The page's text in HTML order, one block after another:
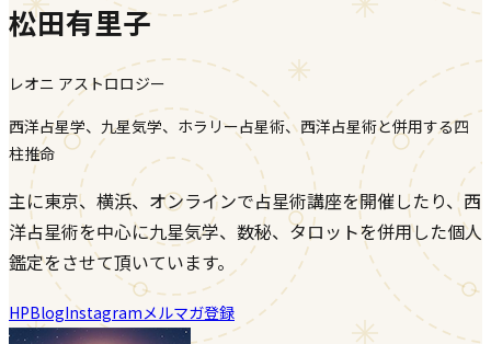
松田有里子
レオニ アストロロジー
西洋占星学、九星気学、ホラリー占星術、西洋占星術と併用する四
柱推命
主に東京、横浜、オンラインで占星術講座を開催したり、西
洋占星術を中心に九星気学、数秘、タロットを併用した個人
鑑定をさせて頂いています。
HPBlogInstagram メルマガ登録